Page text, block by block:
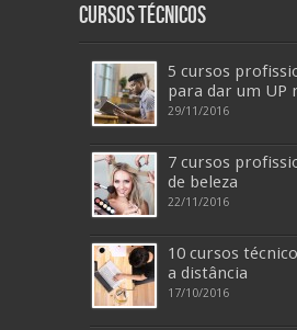
Cursos Técnicos
5 cursos
para dar um UP
29/11/2016
7 cursos
de beleza
22/11/2016
10 cursos
a distância
17/10/2016